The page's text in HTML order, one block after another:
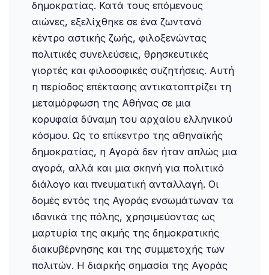
δημοκρατίας. Κατά τους επόμενους
αιώνες, εξελίχθηκε σε ένα ζωντανό
κέντρο αστικής ζωής, φιλοξενώντας
πολιτικές συνελεύσεις, θρησκευτικές
γιορτές και φιλοσοφικές συζητήσεις. Αυτή
η περίοδος επέκτασης αντικατοπτρίζει τη
μεταμόρφωση της Αθήνας σε μια
κορυφαία δύναμη του αρχαίου ελληνικού
κόσμου. Ως το επίκεντρο της αθηναϊκής
δημοκρατίας, η Αγορά δεν ήταν απλώς μια
αγορά, αλλά και μια σκηνή για πολιτικό
διάλογο και πνευματική ανταλλαγή. Οι
δομές εντός της Αγοράς ενσωμάτωναν τα
ιδανικά της πόλης, χρησιμεύοντας ως
μαρτυρία της ακμής της δημοκρατικής
διακυβέρνησης και της συμμετοχής των
πολιτών. Η διαρκής σημασία της Αγοράς